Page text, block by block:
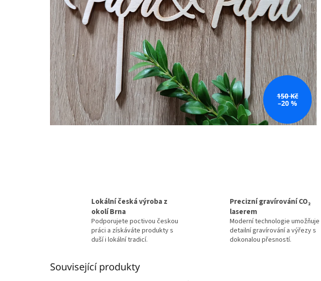
150 Kč
–20 %
Lokální česká výroba z
okolí Brna
Podporujete poctivou českou
práci a získáváte produkty s
duší i lokální tradicí.
Precizní gravírování CO₂
laserem
Moderní technologie umožňuje
detailní gravírování a výřezy s
dokonalou přesností.
Související produkty